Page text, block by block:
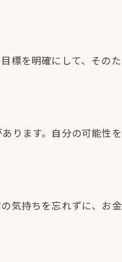
標を明確にして、そのた
ります。自分の可能性
気持ちを忘れずに、お金